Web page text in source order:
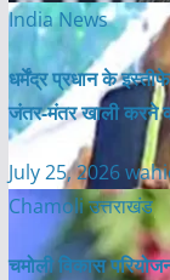
India News
धर्मेंद्र प्रधान के
जंतर-मंतर खाली करने
July 25, 2026
Chamoliउत्तराखंड
चमोली विकास